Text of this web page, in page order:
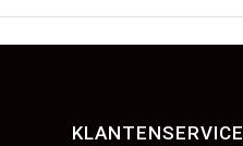
KLANTENSERVICE